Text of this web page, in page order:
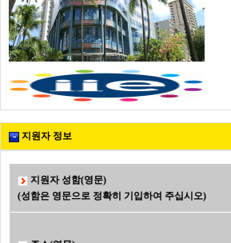
지원자 정보
지원자 성함(영문)
(성함은 영문으로 정확히 기입하여 주십시오)